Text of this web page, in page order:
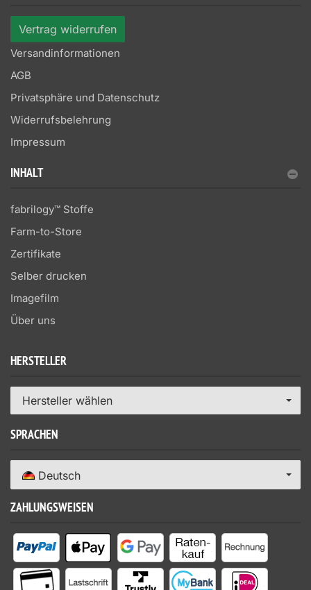
Vertrag widerrufen
Versandinformationen
AGB
Privatsphäre und Datenschutz
Widerrufsbelehrung
Impressum
INHALT
fabrilogy™ Stoffe
Farm-to-Store
Zertifikate
Selber drucken
Imagefilm
Über uns
HERSTELLER
Hersteller wählen
SPRACHEN
Deutsch
ZAHLUNGSWEISEN